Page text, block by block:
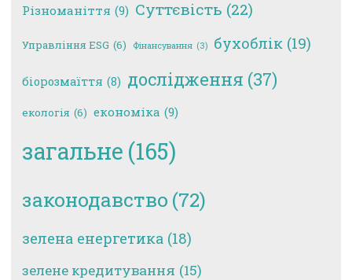
Різноманіття (9) Суттєвість (22)
Управління ESG (6) Фінансування (3) бухоблік (19)
біорозмаїття (8) дослідження (37)
екологія (6) економіка (9)
загальне (165)
законодавство (72)
зелена енергетика (18)
зелене кредитування (15)